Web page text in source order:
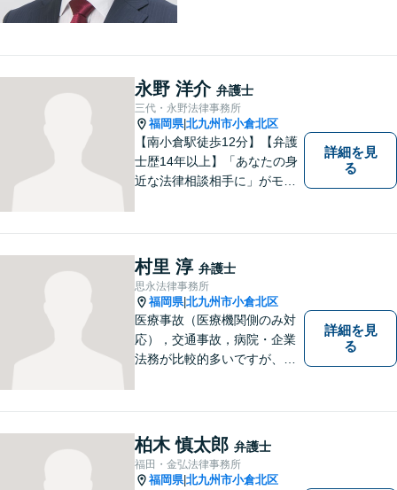
します。お悩みの方はご相談くださ
い。
永野 洋介 弁護士
三代・永野法律事務所
福岡県|北九州市小倉北区
【南小倉駅徒歩12分】【弁護
士歴14年以上】「あなたの身
近な法律相談相手に」がモッ
事故、債務整理等、個人が抱
える問題に注力しております
ので、お気軽にご相談くださ
いませ。【駐車場あり】
詳細を見
る
村里 淳 弁護士
思永法律事務所
福岡県|北九州市小倉北区
医療事故（医療機関側のみ対
応），交通事故，病院・企業
法務が比較的多いですが、家
等も幅広く対応しています。
【福岡地裁小倉支部すぐ近
く】【駐車場あり】
詳細を見
る
柏木 慎太郎 弁護士
福田・金弘法律事務所
福岡県|北九州市小倉北区